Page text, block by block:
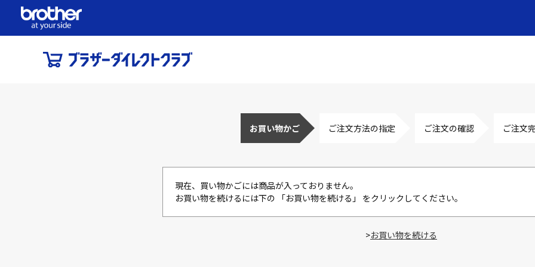
お買い物かご ご注文方法の指定 ご注文の確認 ご注文
現在、買い物かごには商品が入っておりません。
お買い物を続けるには下の 「お買い物を続ける」 をクリックしてください。
>